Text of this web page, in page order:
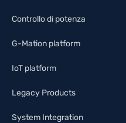
Controllo di potenza
G-Mation platform
IoT platform
Legacy Products
System Integration